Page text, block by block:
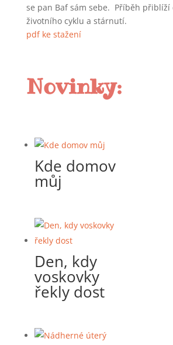
se pan Baf sám sebe. Příběh přiblíží
životního cyklu a stárnutí.
pdf ke stažení
Novinky:
Kde domov
můj
Den, kdy
voskovky
řekly dost